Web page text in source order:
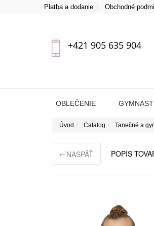
Platba a dodanie Obchodné
+421 905 635 904
OBLEČENIE
Úvod Catalog Tanečné a
←NASPÄŤ POPIS